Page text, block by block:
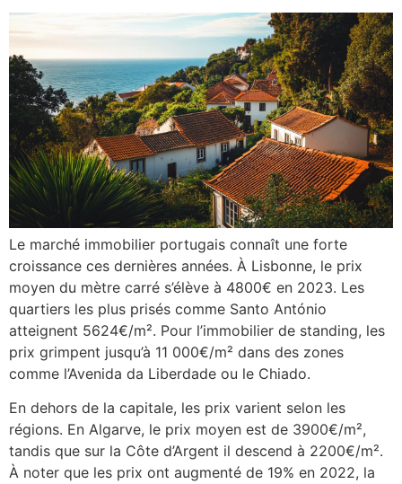
Le marché immobilier portugais connaît une forte
croissance ces dernières années. À Lisbonne, le prix
moyen du mètre carré s’élève à 4800€ en 2023. Les
quartiers les plus prisés comme Santo António
atteignent 5624€/m². Pour l’immobilier de standing, les
prix grimpent jusqu’à 11 000€/m² dans des zones
comme l’Avenida da Liberdade ou le Chiado.
En dehors de la capitale, les prix varient selon les
régions. En Algarve, le prix moyen est de 3900€/m²,
tandis que sur la Côte d’Argent il descend à 2200€/m².
À noter que les prix ont augmenté de 19% en 2022, la